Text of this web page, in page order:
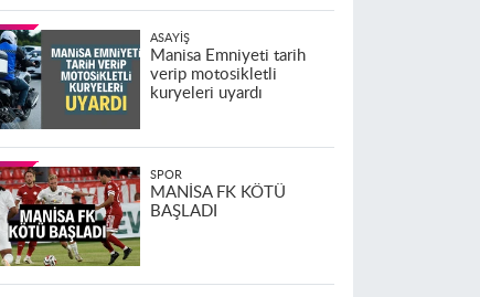
ASAYIŞ
Manisa Emniyeti tarih
verip motosikletli
kuryeleri uyardı
SPOR
MANİSA FK KÖTÜ
BAŞLADI